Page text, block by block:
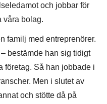
och jobbar för
våra bolag.
familj med entreprenörer.
bestämde han sig tidigt
företag. Så han jobbade i
Men i slutet av
och stötte då på